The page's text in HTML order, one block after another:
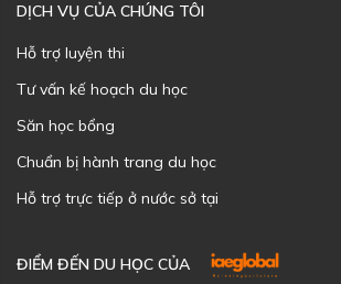
DỊCH VỤ CỦA CHÚNG TÔI
Hỗ trợ luyện thi
Tư vấn kế hoạch du học
Săn học bổng
Chuẩn bị hành trang du học
Hỗ trợ trực tiếp ở nước sở tại
ĐIỂM ĐẾN DU HỌC CỦA